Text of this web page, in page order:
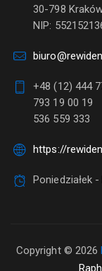
30-798
NIP:
+48 (12) 444
793 19 00 19
536 559 333
https://
Poniedziałek
Copyright © 2026